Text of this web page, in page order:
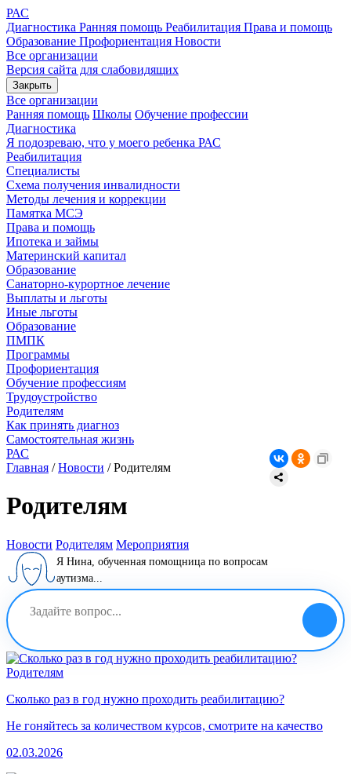
РАС
Диагностика Ранняя помощь Реабилитация Права и помощь
Образование Профориентация Новости
Все организации
Версия сайта для слабовидящих
Закрыть
Все организации
Ранняя помощь Школы Обучение профессии
Диагностика
Я подозреваю, что у моего ребенка РАС
Реабилитация
Специалисты
Схема получения инвалидности
Методы лечения и коррекции
Памятка МСЭ
Права и помощь
Ипотека и займы
Материнский капитал
Образование
Санаторно-курортное лечение
Выплаты и льготы
Иные льготы
Образование
ПМПК
Программы
Профориентация
Обучение профессиям
Трудоустройство
Родителям
Как принять диагноз
Самостоятельная жизнь
РАС
Главная /Новости /Родителям
Родителям
Новости Родителям Мероприятия
Я Нина, обученная помощница по вопросам
аутизма...
Родителям
Сколько раз в год нужно проходить реабилитацию?
Не гоняйтесь за количеством курсов, смотрите на качество
02.03.2026